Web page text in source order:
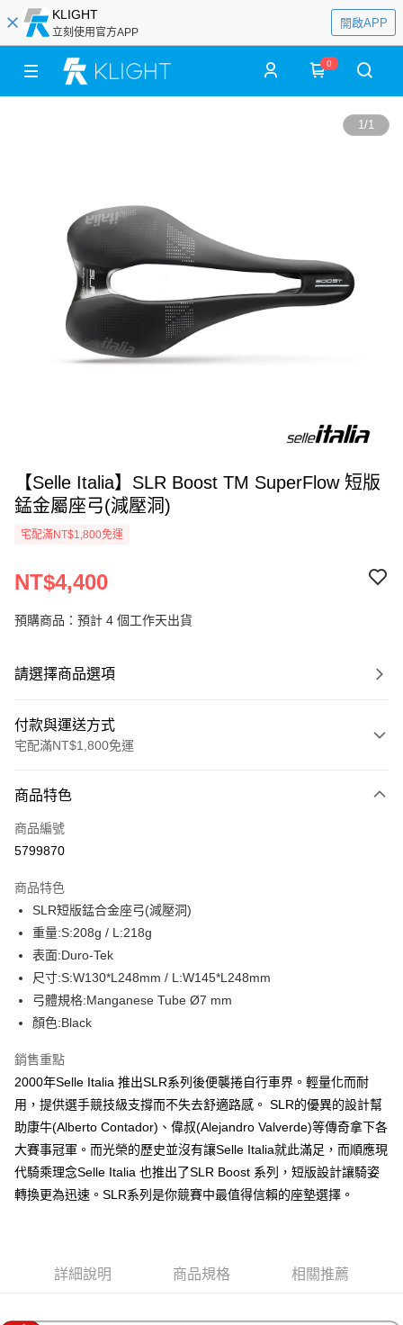
KLIGHT
立刻使用官方APP
開啟APP
0
1/1
【Selle Italia】SLR Boost TM SuperFlow 短版
錳金屬座弓(減壓洞)
宅配滿NT$1,800免運
NT$4,400
預購商品：預計 4 個工作天出貨
請選擇商品選項
付款與運送方式
宅配滿NT$1,800免運
信用卡一次付款
信用卡分期付款
合作金庫商業銀行
華南商業銀行
上海商業儲蓄銀行
國泰世華商業銀行
臺灣中小企業銀行
台中商業銀行
匯豐（台灣）商業銀行
聯邦商業銀行
元大商業銀行
台新國際商業銀行
台灣樂天信用卡公司
6 期 0 利率 每期
華南商業銀行
上海商業儲蓄銀行
國泰世華商業銀行
兆豐國際商業銀行
臺灣中小企業銀行
台中商業銀行
匯豐（台灣）商業銀行
元大商業銀行
玉山商業銀行
星展（台灣）商業銀行
台灣樂天信用卡公司
LINE Pay
Apple Pay
街口支付
悠遊付
Google Pay
大哥付你分期
相關說明
【大哥付你分期使用說明】
1.本服務由台灣大哥大提供，台灣大哥大用戶可立即使用無須另外申請。
2.付款方式選擇「大哥付你分期」，訂單成立後會自動跳轉到大哥付的交易
4.訂單成立30分鐘內，如未前往確認交易或遇審核未通過，訂單將自動取
消。如遇「轉專審核」未通過狀況，表示未達大哥付你分期系統評分，恕無
１．簡單：不需註冊會員、不需綁卡、不需儲值。
運送方式
商品特色
商品編號
5799870
商品特色
SLR短版錳合金座弓(減壓洞)
重量:S:208g / L:218g
表面:Duro-Tek
尺寸:S:W130*L248mm / L:W145*L248mm
弓體規格:Manganese Tube Ø7 mm
顏色:Black
銷售重點
2000年Selle Italia 推出SLR系列後便襲捲自行車界。輕量化而耐
用，提供選手競技級支撐而不失去舒適路感。 SLR的優異的設計幫
助康牛(Alberto Contador)、偉叔(Alejandro Valverde)等傳奇拿下各
大賽事冠軍。而光榮的歷史並沒有讓Selle Italia就此滿足，而順應現
代騎乘理念Selle Italia 也推出了SLR Boost 系列，短版設計讓騎姿
轉換更為迅速。SLR系列是你競賽中最值得信賴的座墊選擇。
詳細說明 商品規格 相關推薦